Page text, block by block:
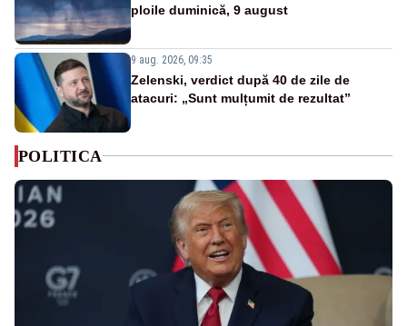
ploile duminică, 9 august
9 aug. 2026, 09:35
Zelenski, verdict după 40 de zile de
atacuri: „Sunt mulțumit de rezultat”
POLITICA